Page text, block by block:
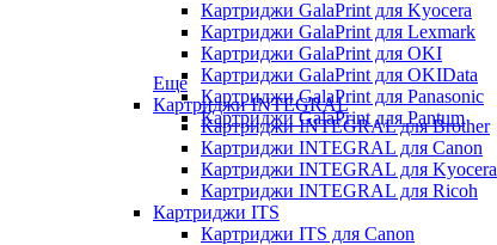
Картриджи GalaPrint для Kyocera
Картриджи GalaPrint для Lexmark
Картриджи GalaPrint для OKI
Картриджи GalaPrint для OKIData
Картриджи GalaPrint для Panasonic
Картриджи GalaPrint для Pantum
Еще
Картриджи INTEGRAL
Картриджи INTEGRAL для Brother
Картриджи INTEGRAL для Canon
Картриджи INTEGRAL для Kyocera
Картриджи INTEGRAL для Ricoh
Картриджи ITS
Картриджи ITS для Canon